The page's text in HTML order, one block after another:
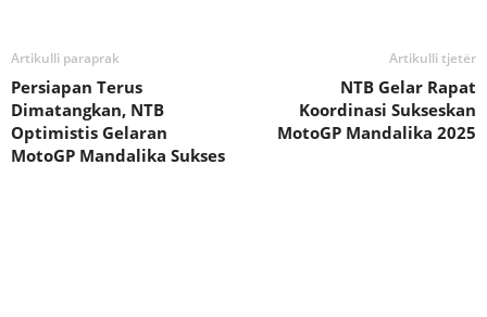
Artikulli paraprak
Persiapan Terus
Dimatangkan, NTB
Optimistis Gelaran
MotoGP Mandalika Sukses
Artikulli tjetër
NTB Gelar Rapat
Koordinasi Sukseskan
MotoGP Mandalika 2025